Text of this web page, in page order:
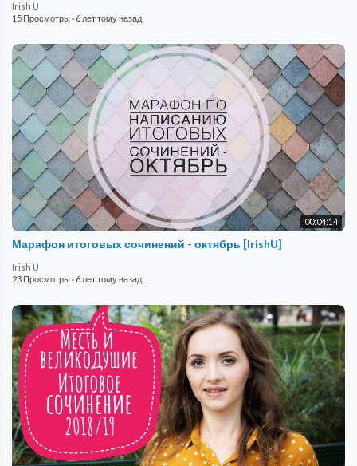
Irish U
15 Просмотры· 6 лет тому назад
00:04:14
Марафон итоговых сочинений - октябрь [IrishU]
Irish U
23 Просмотры· 6 лет тому назад